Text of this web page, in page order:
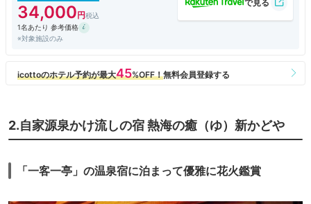
34,000
1名あたり 参考価格
※対象施設のみ
2.自家源泉かけ流しの宿 熱海の癒（ゆ）新かどや
「一客一亭」の温泉宿に泊まって優雅に花火鑑賞